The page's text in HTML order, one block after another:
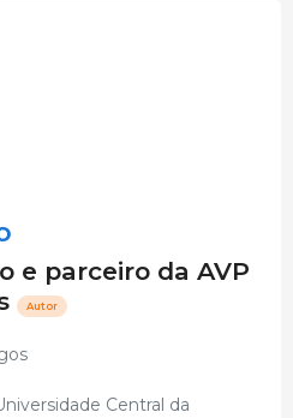
e parceiro da AVP
Autor
Central da